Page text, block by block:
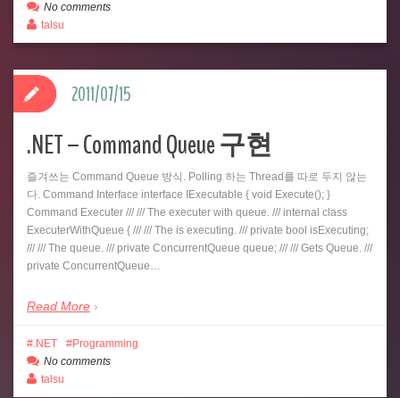
No comments
talsu
.NET – Command Queue 구현
즐겨쓰는 Command Queue 방식. Polling 하는 Thread를 따로 두지 않는
다. Command Interface interface IExecutable { void Execute(); }
Command Executer /// /// The executer with queue. /// internal class
ExecuterWithQueue { /// /// The is executing. /// private bool isExecuting;
/// /// The queue. /// private ConcurrentQueue queue; /// /// Gets Queue. ///
private ConcurrentQueue…
Read More
2011/07/15
.NET
Programming
No comments
talsu